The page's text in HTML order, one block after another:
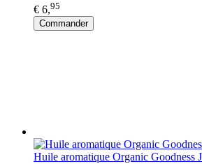
€ 6,95
Commander
Huile aromatique Organic Goodness